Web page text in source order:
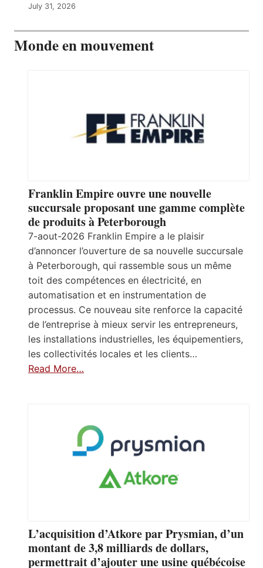
July 31, 2026
Monde en mouvement
Franklin Empire ouvre une nouvelle
succursale proposant une gamme complète
de produits à Peterborough
7-aout-2026 Franklin Empire a le plaisir
d’annoncer l’ouverture de sa nouvelle succursale
à Peterborough, qui rassemble sous un même
toit des compétences en électricité, en
automatisation et en instrumentation de
processus. Ce nouveau site renforce la capacité
de l’entreprise à mieux servir les entrepreneurs,
les installations industrielles, les équipementiers,
les collectivités locales et les clients…
Read More…
L’acquisition d’Atkore par Prysmian, d’un
montant de 3,8 milliards de dollars,
permettrait d’ajouter une usine québécoise